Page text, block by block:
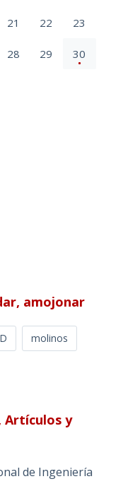
21 22 23
28 29 30
amojonar
molinos
Artículos y
de Ingeniería